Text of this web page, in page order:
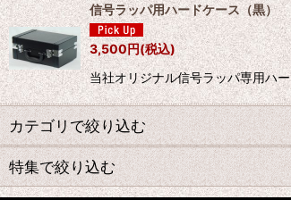
信号ラッパ用ハードケース（黒）
3,500円(税込)
当社オリジナル信号ラッパ専用ハ
カテゴリで絞り込む
木管楽器
特集で絞り込む